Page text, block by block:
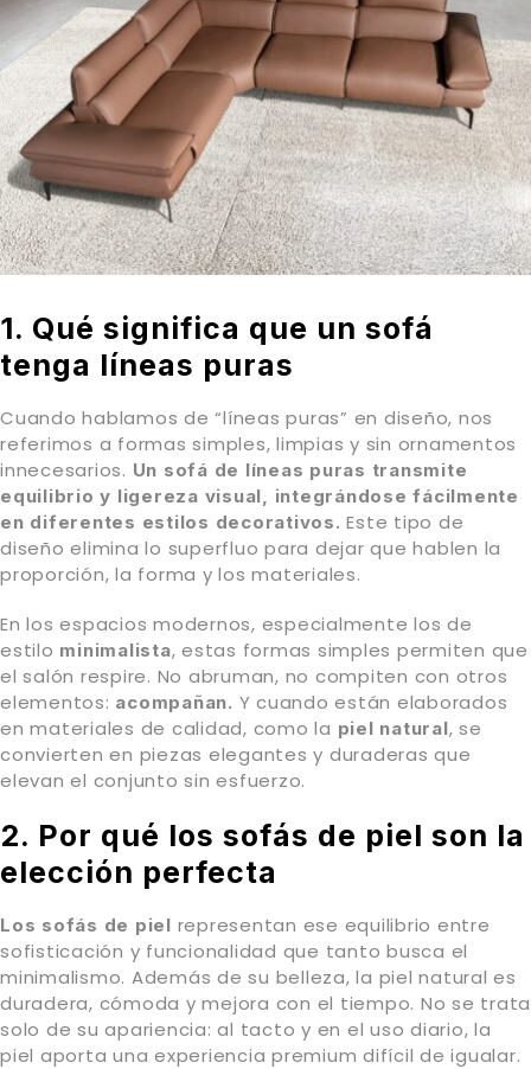
1. Qué significa que un sofá
tenga líneas puras
Cuando hablamos de “líneas puras” en diseño, nos
referimos a formas simples, limpias y sin ornamentos
innecesarios. Un sofá de líneas puras transmite
equilibrio y ligereza visual, integrándose fácilmente
en diferentes estilos decorativos. Este tipo de
diseño elimina lo superfluo para dejar que hablen la
proporción, la forma y los materiales.
En los espacios modernos, especialmente los de
estilo minimalista, estas formas simples permiten que
el salón respire. No abruman, no compiten con otros
elementos: acompañan. Y cuando están elaborados
en materiales de calidad, como la piel natural, se
convierten en piezas elegantes y duraderas que
elevan el conjunto sin esfuerzo.
2. Por qué los sofás de piel son la
elección perfecta
Los sofás de piel representan ese equilibrio entre
sofisticación y funcionalidad que tanto busca el
minimalismo. Además de su belleza, la piel natural es
duradera, cómoda y mejora con el tiempo. No se trata
solo de su apariencia: al tacto y en el uso diario, la
piel aporta una experiencia premium difícil de igualar.